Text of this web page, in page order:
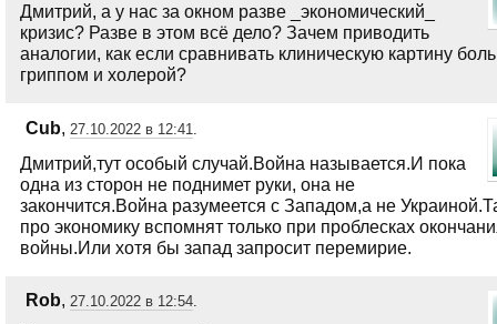
Дмитрий, а у нас за окном разве _экономический_
кризис? Разве в этом всё дело? Зачем приводить
аналогии, как если сравнивать клиническую картину
гриппом и холерой?
Cub, 27.10.2022 в 12:41
Дмитрий,тут особый случай.Война называется.И пока
одна из сторон не поднимет руки, она не
закончится.Война разумеется с Западом,а не
про экономику вспомнят только при проблесках
войны.Или хотя бы запад запросит перемирие.
Rob, 27.10.2022 в 12:54.